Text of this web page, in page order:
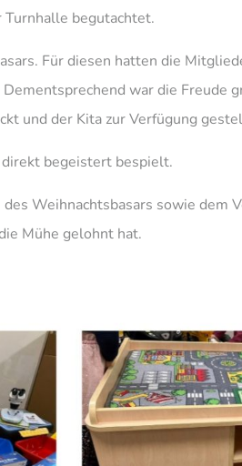
begutachtet.
Für diesen hatten die
war die Freude
und der Kita zur Verfügung
direkt begeistert bespielt.
Weihnachtsbasars sowie dem
Mühe gelohnt hat.